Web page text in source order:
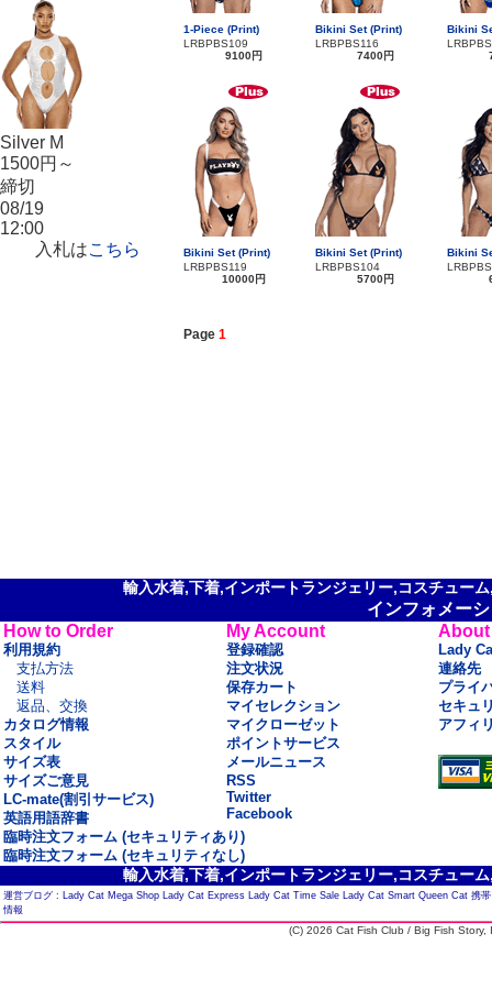
Silver M
1500円～
締切
08/19
12:00
入札はこちら
1-Piece (Print)
LRBPBS109
9100円
Bikini Set (Print)
LRBPBS116
7400円
Bikini
Bikini Set (Print)
LRBPBS119
10000円
Bikini Set (Print)
LRBPBS104
5700円
Bikini
Page 1
輸入水着,下着,インポートランジェリー,コスチュー
インフォメー
How to Order
利用規約
支払方法
送料
返品、交換
カタログ情報
スタイル
サイズ表
サイズご意見
LC-mate(割引サービス)
英語用語辞書
My Account
登録確認
注文状況
保存カート
マイセレクション
マイクローゼット
ポイントサービス
メールニュース
RSS
Twitter
Facebook
About
Lady
連絡先
プライ
セキュ
アフィ
臨時注文フォーム (セキュリティあり)
臨時注文フォーム (セキュリティなし)
輸入水着,下着,インポートランジェリー,コスチュー
運営ブログ : Lady Cat Mega Shop Lady Cat Express Lady Cat Time Sale Lady Cat Smart Queen Cat 携
情報
(C) 2026 Cat Fish Club / Big Fish Story,